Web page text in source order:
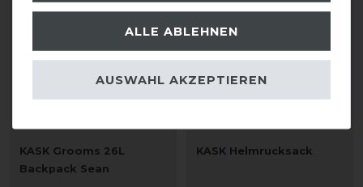
KASK Grooms 26L
Backpack Sean
KASK Helmrucksack
ALLE ABLEHNEN
AUSWAHL AKZEPTIEREN